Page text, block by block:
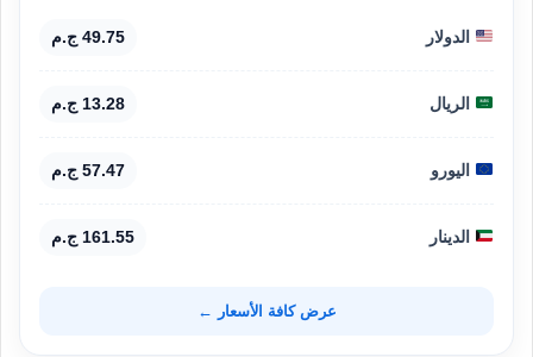
الدولار 49.75 ج.م
الريال 13.28 ج.م
اليورو 57.47 ج.م
الدينار 161.55 ج.م
عرض كافة الأسعار ←